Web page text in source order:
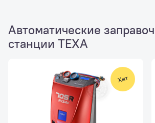
Автоматические
станции TEXA